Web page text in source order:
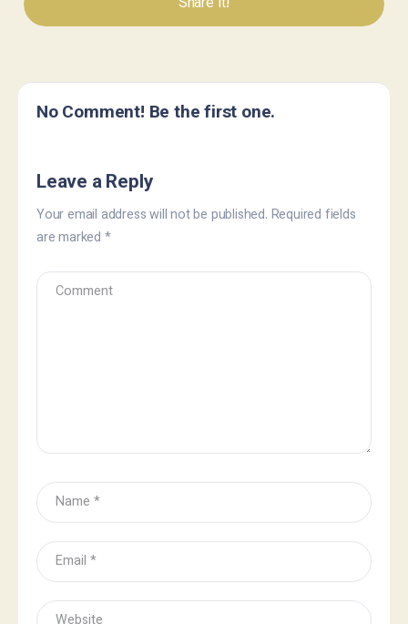
No Comment! Be the first one.
Leave a Reply
Your email address will not be published. Required fields
are marked *